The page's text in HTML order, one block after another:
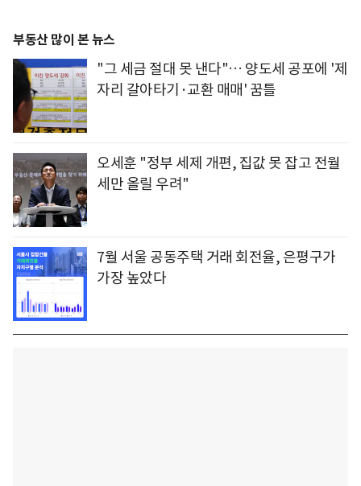
부동산 많이 본 뉴스
"그 세금 절대 못 낸다"… 양도세 공포에 '제
자리 갈아타기·교환 매매' 꿈틀
오세훈 "정부 세제 개편, 집값 못 잡고 전월
세만 올릴 우려"
7월 서울 공동주택 거래 회전율, 은평구가
가장 높았다